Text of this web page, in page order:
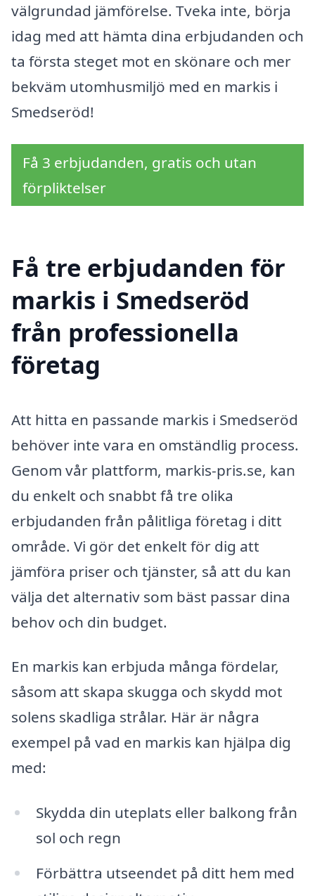
välgrundad jämförelse. Tveka inte, börja
idag med att hämta dina erbjudanden och
ta första steget mot en skönare och mer
bekväm utomhusmiljö med en markis i
Smedseröd!
Få 3 erbjudanden, gratis och utan
förpliktelser
Få tre erbjudanden för
markis i Smedseröd
från professionella
företag
Att hitta en passande markis i Smedseröd
behöver inte vara en omständlig process.
Genom vår plattform, markis-pris.se, kan
du enkelt och snabbt få tre olika
erbjudanden från pålitliga företag i ditt
område. Vi gör det enkelt för dig att
jämföra priser och tjänster, så att du kan
välja det alternativ som bäst passar dina
behov och din budget.
En markis kan erbjuda många fördelar,
såsom att skapa skugga och skydd mot
solens skadliga strålar. Här är några
exempel på vad en markis kan hjälpa dig
med:
Skydda din uteplats eller balkong från
sol och regn
Förbättra utseendet på ditt hem med